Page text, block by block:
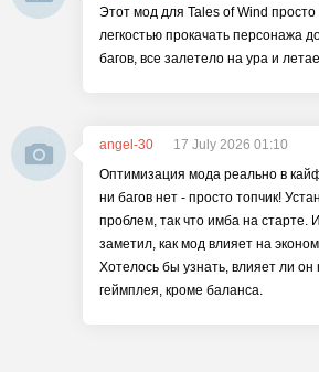
Этот мод для Tales of Wind
легкостью прокачать персонажа
багов, все залетело на ура и
angel-30
17 July 2026 01:10
Оптимизация мода реально в
ни багов нет - просто топчик!
проблем, так что имба на старте.
заметил, как мод влияет на
Хотелось бы узнать, влияет ли он
геймплея, кроме баланса.